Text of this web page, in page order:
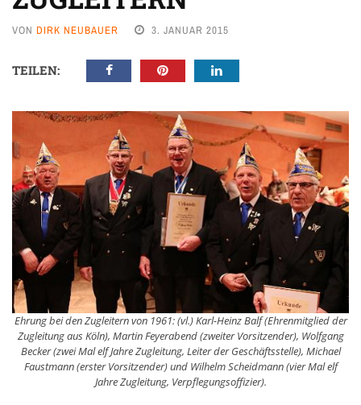
VON DIRK NEUBAUER 3. JANUAR 2015
TEILEN:
Ehrung bei den Zugleitern von 1961: (vl.) Karl-Heinz Balf (Ehrenmitglied der
Zugleitung aus Köln), Martin Feyerabend (zweiter Vorsitzender), Wolfgang
Becker (zwei Mal elf Jahre Zugleitung, Leiter der Geschäftsstelle), Michael
Faustmann (erster Vorsitzender) und Wilhelm Scheidmann (vier Mal elf
Jahre Zugleitung, Verpflegungsoffizier).